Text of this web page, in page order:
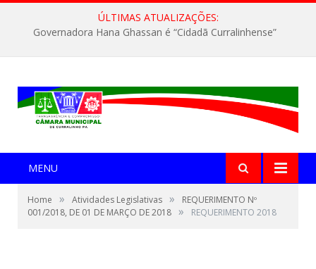
ÚLTIMAS ATUALIZAÇÕES:
Governadora Hana Ghassan é “Cidadã Curralinhense”
MENU
Home » Atividades Legislativas »
REQUERIMENTO Nº
001/2018, DE 01 DE MARÇO DE 2018 » REQUERIMENTO 2018